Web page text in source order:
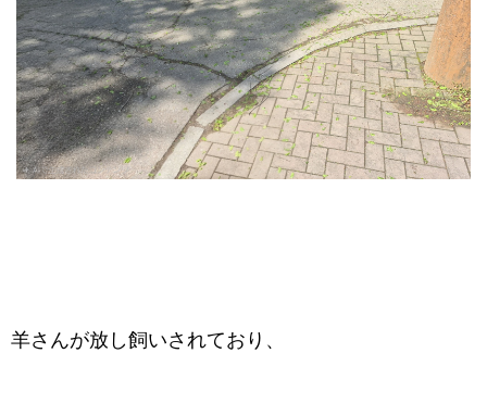
羊さんが放し飼いされており、